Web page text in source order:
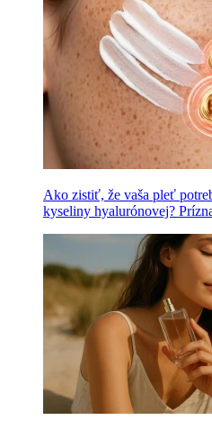
Ako zistiť, že vaša pleť
kyseliny hyalurónovej?